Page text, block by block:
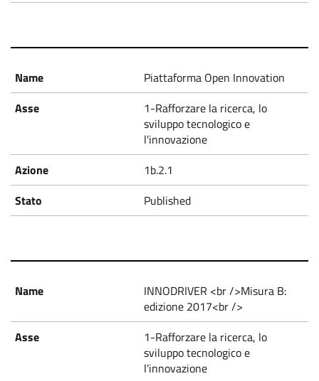
Piattaforma Open Innovation
1-Rafforzare la ricerca, lo
sviluppo tecnologico e
l'innovazione
1b.2.1
Published
INNODRIVER <br />Misura B:
edizione 2017<br />
1-Rafforzare la ricerca, lo
sviluppo tecnologico e
l'innovazione